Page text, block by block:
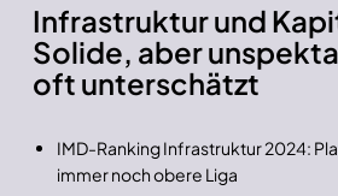
Infrastruktur und
Solide, aber
oft unterschätzt
IMD-Ranking Infrastruktur 2024:
immer noch obere Liga